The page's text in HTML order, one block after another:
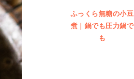
ふっくら無糖の小豆
煮｜鍋でも圧力鍋で
も